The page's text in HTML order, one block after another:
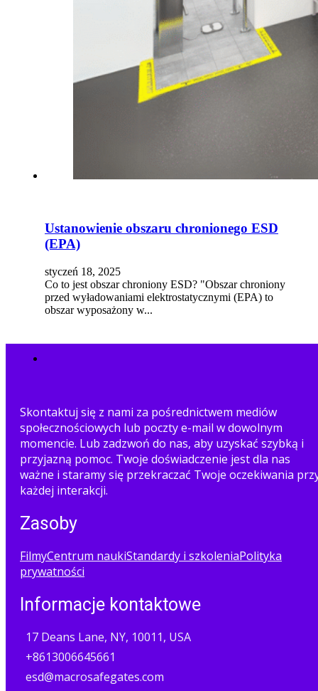
Ustanowienie obszaru chronionego ESD
(EPA)
styczeń 18, 2025
Co to jest obszar chroniony ESD? "Obszar chroniony
przed wyładowaniami elektrostatycznymi (EPA) to
obszar wyposażony w...
Skontaktuj się z nami za pośrednictwem mediów
społecznościowych lub poczty e-mail w dowolnym
momencie. Lub zadzwoń do nas, aby uzyskać szybką i
przyjazną pomoc. Twoje doświadczenie jest dla nas
ważne i staramy się przekraczać Twoje oczekiwania
każdej interakcji.
Zasoby
FilmyCentrum naukiStandardy i szkoleniaPolityka
prywatności
Informacje kontaktowe
17 Deans Lane, NY, 10011, USA
+8613006645661
esd@macrosafegates.com